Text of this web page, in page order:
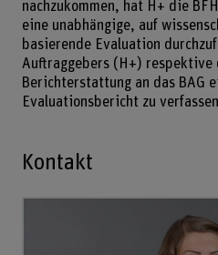
nachzukommen, hat H+ die
eine unabhängige, auf
basierende Evaluation
Auftraggebers (H+) respektive
Berichterstattung an das BAG
Evaluationsbericht zu
Kontakt